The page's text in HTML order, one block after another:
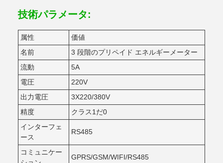
技術パラメータ:
属性
価値
名前
3 段階のプリペイド エネルギーメーター
流動
5A
電圧
220V
出力電圧
3X220/380V
精度
クラス1だ0
インターフェ
ース
RS485
コミュニケー
GPRS/GSM/WIFI/RS485